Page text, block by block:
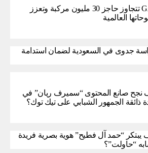
GAC تتجاوز حاجز 30 مليون مركبة وتعزز
العالمية
جدوى في السعودية لضمان استدامة
نجح صانع المحتوى “سميرف ريان” في
ذائقة الجمهور الشبابي على تيك توك؟
يبتكر “حمد آل فطيح” هوية بصرية فريدة
“حاولت”؟